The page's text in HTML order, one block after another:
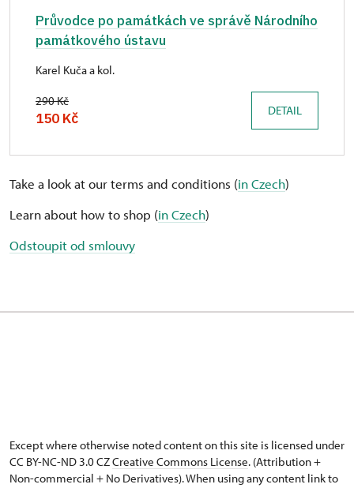
Průvodce po památkách ve správě Národního
památkového ústavu
Karel Kuča a kol.
290 Kč
150 Kč DETAIL
Take a look at our terms and conditions (in Czech)
Learn about how to shop (in Czech)
Odstoupit od smlouvy
Except where otherwise noted content on this site is licensed under
CC BY-NC-ND 3.0 CZCreative Commons License. (Attribution +
Non-commercial + No Derivatives). When using any content link to